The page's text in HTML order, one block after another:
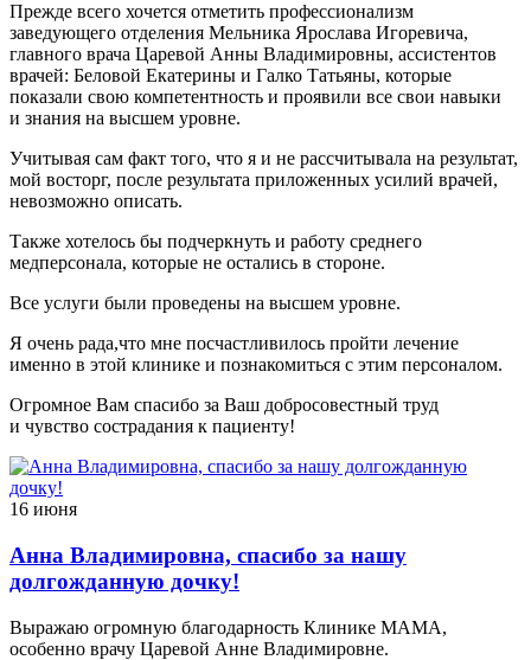
Прежде всего хочется отметить профессионализм
заведующего отделения Мельника Ярослава Игоревича,
главного врача Царевой Анны Владимировны, ассистентов
врачей: Беловой Екатерины и Галко Татьяны, которые
показали свою компетентность и проявили все свои навыки
и знания на высшем уровне.
Учитывая сам факт того, что я и не рассчитывала на результат,
мой восторг, после результата приложенных усилий врачей,
невозможно описать.
Также хотелось бы подчеркнуть и работу среднего
медперсонала, которые не остались в стороне.
Все услуги были проведены на высшем уровне.
Я очень рада,что мне посчастливилось пройти лечение
именно в этой клинике и познакомиться с этим персоналом.
Огромное Вам спасибо за Ваш добросовестный труд
и чувство сострадания к пациенту!
16 июня
Анна Владимировна, спасибо за нашу
долгожданную дочку!
Выражаю огромную благодарность Клинике МАМА,
особенно врачу Царевой Анне Владимировне.